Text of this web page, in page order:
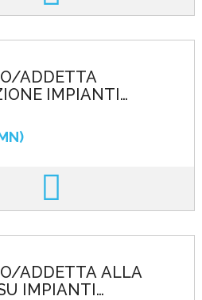
ADDETTA
IMPIANTI
ADDETTA ALLA
IMPIANTI